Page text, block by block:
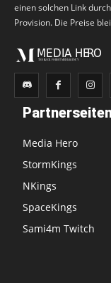
einen solchen Link
Provision. Die Preise
Media Hero
StormKings
NKings
SpaceKings
Sami4m Twitch